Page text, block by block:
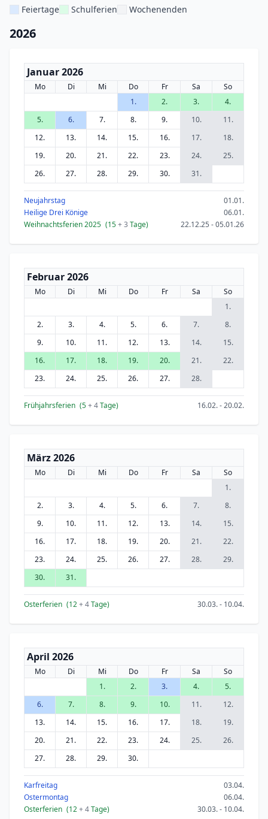
Feiertage Schulferien Wochenenden
2026
Januar 2026
Mo Di Mi Do Fr Sa
So
1.
2. 3.
4.
5.
6. 7. 8. 9. 10.
11.
12.
13. 14. 15. 16. 17.
18.
19.
20. 21. 22. 23. 24.
25.
26.
27. 28. 29. 30. 31.
Neujahrstag
01.01.
Heilige Drei Könige
06.01.
Weihnachtsferien 2025 (15+ 3 Tage) 22.12.25 - 05.01.26
Februar 2026
Mo Di Mi Do Fr Sa
So
1.
2.
3. 4. 5. 6. 7.
8.
9.
10. 11. 12. 13. 14.
15.
16.
17. 18. 19. 20. 21.
22.
23.
24. 25. 26. 27. 28.
Frühjahrsferien (5+ 4Tage) 16.02. - 20.02.
März 2026
Mo Di Mi Do Fr Sa
So
1.
2.
3. 4. 5. 6. 7.
8.
9.
10. 11. 12. 13. 14.
15.
16.
17. 18. 19. 20. 21.
22.
23.
24. 25. 26. 27. 28.
29.
30.
31.
Osterferien (12+ 4Tage) 30.03. - 10.04.
April 2026
Mo Di Mi Do Fr Sa
So
1.
2. 3. 4.
5.
6.
7. 8. 9. 10. 11.
12.
13.
14. 15. 16. 17. 18.
19.
20.
21. 22. 23. 24. 25.
26.
27.
28. 29. 30.
Karfreitag
03.04.
Ostermontag
06.04.
Osterferien (12+ 4Tage) 30.03. - 10.04.